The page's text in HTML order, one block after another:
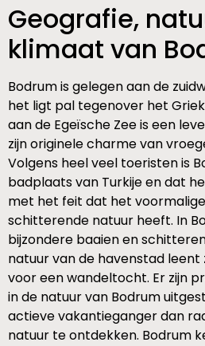
Geografie,
klimaat van
Bodrum is gelegen aan de
het ligt pal tegenover het
aan de Egeïsche Zee is een
zijn originele charme van
Volgens heel veel toeristen is
badplaats van Turkije en dat
met het feit dat het
schitterende natuur heeft. In
bijzondere baaien en
natuur van de havenstad
voor een wandeltocht. Er zijn
in de natuur van Bodrum
actieve vakantieganger dan
natuur te ontdekken. Bodrum